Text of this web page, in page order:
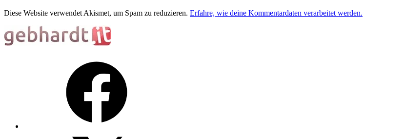
Diese Website verwendet Akismet, um Spam zu reduzieren. Erfahre, wie deine Kommentardaten verarbeitet werden.